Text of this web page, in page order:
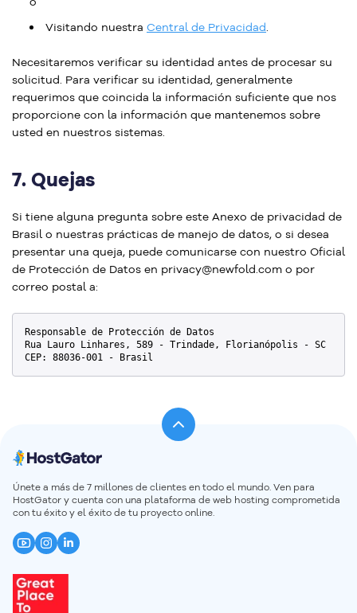
Visitando nuestra Central de Privacidad.
Necesitaremos verificar su identidad antes de procesar su
solicitud. Para verificar su identidad, generalmente
requerimos que coincida la información suficiente que nos
proporcione con la información que mantenemos sobre
usted en nuestros sistemas.
7. Quejas
Si tiene alguna pregunta sobre este Anexo de privacidad de
Brasil o nuestras prácticas de manejo de datos, o si desea
presentar una queja, puede comunicarse con nuestro Oficial
de Protección de Datos en privacy@newfold.com o por
correo postal a:
Responsable de Protección de Datos
Rua Lauro Linhares, 589 - Trindade, Florianópolis - SC
CEP: 88036-001 - Brasil
Únete a más de 7 millones de clientes en todo el mundo. Ven para
HostGator y cuenta con una plataforma de web hosting comprometida
con tu éxito y el éxito de tu proyecto online.